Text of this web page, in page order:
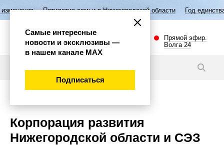
Пятилетие семьи в Нижегородской области Год единства народов
Прямой эфир.
Волга 24
Корпорация развития
Нижегородской области и СЭЗ
Самые интересные
новости и эксклюзивы —
в нашем канале МАХ
Подписаться